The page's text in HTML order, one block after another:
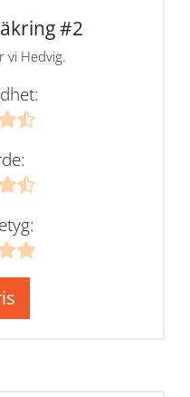
#2
vi Hedvig.